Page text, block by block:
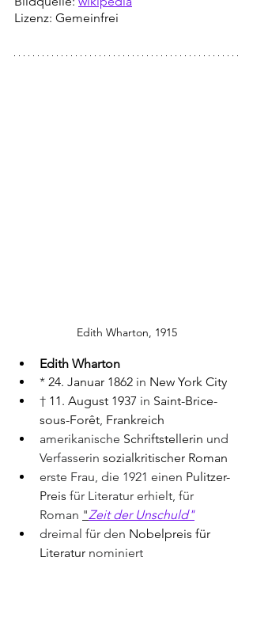
Lizenz: Gemeinfrei
Edith Wharton, 1915
Edith Wharton
* 24. Januar 1862 in New York City
† 11. August 1937 in Saint-Brice-
sous-Forêt Frankreich
amerikanische Schriftstellerin und
Verfasserin sozialkritischer Roman
erste Frau, die 1921 einen Pulitzer-
Preis für Literatur erhielt, für
Roman "Zeit der Unschuld"
dreimal für den Nobelpreis für
Literatur nominiert